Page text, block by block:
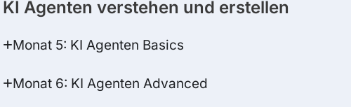
KI Agenten verstehen und erstellen
Monat 5: KI Agenten Basics​
Monat 6: KI Agenten Advanced​